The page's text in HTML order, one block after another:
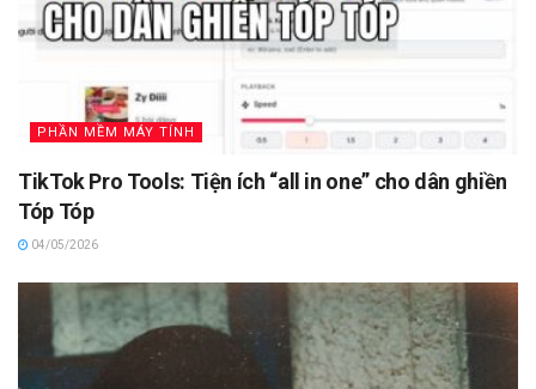
PHẦN MỀM MÁY TÍNH
TikTok Pro Tools: Tiện ích “all in one” cho dân ghiền
Tóp Tóp
04/05/2026